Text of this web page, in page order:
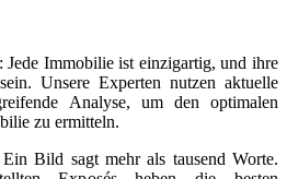
Jede Immobilie ist einzigartig, und ihre
Unsere Experten nutzen aktuelle
Analyse, um den optimalen
zu ermitteln.
Bild sagt mehr als tausend Worte.